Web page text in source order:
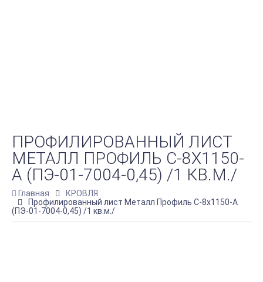
ПРОФИЛИРОВАННЫЙ ЛИСТ
МЕТАЛЛ ПРОФИЛЬ С-8Х1150-
A (ПЭ-01-7004-0,45) /1 КВ.М./
Главная
КРОВЛЯ
Профилированный лист Металл Профиль С-8х1150-A
(ПЭ-01-7004-0,45) /1 кв.м./